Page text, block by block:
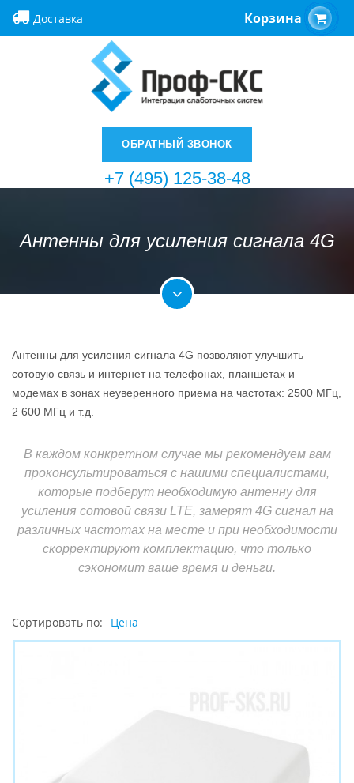
Доставка Корзина
ОБРАТНЫЙ ЗВОНОК
+7 (495) 125-38-48
Антенны для усиления сигнала 4G
Антенны для усиления сигнала 4G позволяют улучшить
сотовую связь и интернет на телефонах, планшетах и
модемах в зонах неуверенного приема на частотах: 2500 МГц,
2 600 МГц и т.д.
В каждом конкретном случае мы рекомендуем вам
проконсультироваться с нашими специалистами,
которые подберут необходимую антенну для
усиления сотовой связи LTE, замерят 4G сигнал на
различных частотах на месте и при необходимости
скорректируют комплектацию, что только
сэкономит ваше время и деньги.
Сортировать по: Цена